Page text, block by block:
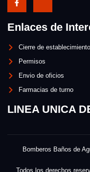
Enlaces de
Cierre de
Permisos
Envio de oficios
Farmacias de turno
LINEA UNICA
Bomberos Baños de
Todos los derechos